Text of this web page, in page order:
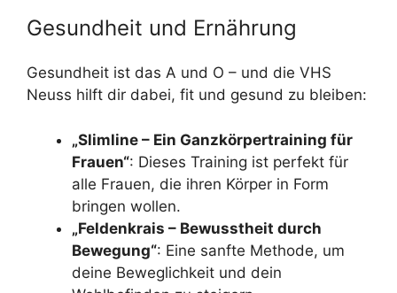
Gesundheit und Ernährung
Gesundheit ist das A und O – und die VHS
Neuss hilft dir dabei, fit und gesund zu bleiben:
„Slimline – Ein Ganzkörpertraining für
Frauen“: Dieses Training ist perfekt für
alle Frauen, die ihren Körper in Form
bringen wollen.
„Feldenkrais – Bewusstheit durch
Bewegung“: Eine sanfte Methode, um
deine Beweglichkeit und dein